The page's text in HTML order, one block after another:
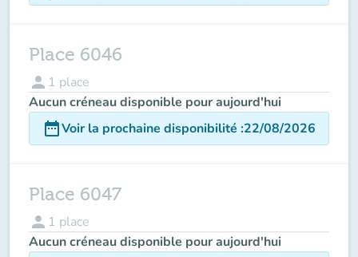
Place 6046
person 1 place
Aucun créneau disponible pour aujourd'hui
date_rangeVoir la prochaine disponibilité :22/08/2026
Place 6047
person 1 place
Aucun créneau disponible pour aujourd'hui